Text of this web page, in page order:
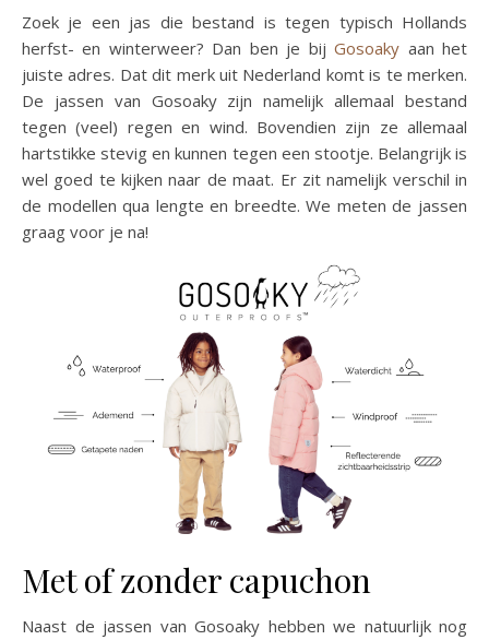
Zoek je een jas die bestand is tegen typisch Hollands
herfst- en winterweer? Dan ben je bijGosoaky aan het
juiste adres. Dat dit merk uit Nederland komt is te merken.
De jassen van Gosoaky zijn namelijk allemaal bestand
tegen (veel) regen en wind. Bovendien zijn ze allemaal
hartstikke stevig en kunnen tegen een stootje. Belangrijk is
wel goed te kijken naar de maat. Er zit namelijk verschil in
de modellen qua lengte en breedte. We meten de jassen
graag voor je na!
Met of zonder capuchon
Naast de jassen van Gosoaky hebben we natuurlijk nog